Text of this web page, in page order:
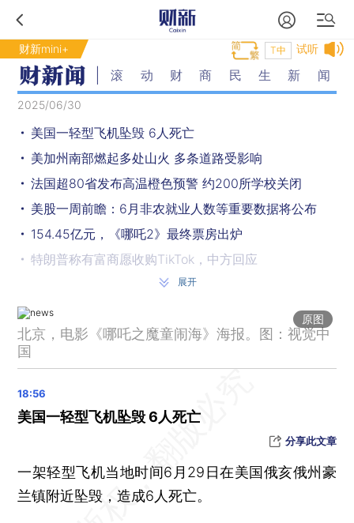
财新mini+ 试听
T中
滚动财商民生新闻
2025/06/30
美国一轻型飞机坠毁 6人死亡
美加州南部燃起多处山火 多条道路受影响
法国超80省发布高温橙色预警 约200所学校关闭
美股一周前瞻：6月非农就业人数等重要数据将公布
154.45亿元，《哪吒2》最终票房出炉
特朗普称有富商愿收购TikTok，中方回应
中美俄将共同纪念抗战胜利80周年？外交部回应
鄱阳湖水位持续上涨 已突破16米
全国4条中小河流发生超警洪水
新疆阿勒泰地区交通动脉全线贯通
日本民调显示石破茂内阁支持率连续4个月低于30%
外交部：中方反对核污染水排海的立场没有变化
中方是否邀请美国总统特朗普出席阅兵？外交部回应
美警方：爱达荷州“伏击”消防员枪手已死亡 系单独作案
展开
原图
北京，电影《哪吒之魔童闹海》海报。图：视觉中
国
美国一轻型飞机坠毁 6人死亡
分享此文章
一架轻型飞机当地时间6月29日在美国俄亥俄州豪
兰镇附近坠毁，造成6人死亡。